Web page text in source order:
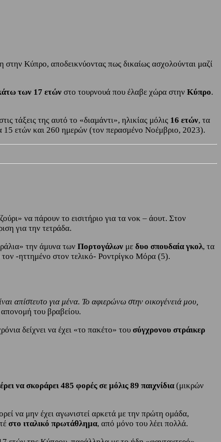
Κύπρο, αποδεικνύοντας πως δικαίως ασχολούνται μαζί
των 17 ετών στο τουρνουά που έλαβε χώρα στην Κύπρο.
τάξεις της αυτό το «διαμάντι», ηλικίας μόλις 16 ετών, τα
15 ετών και 260 ημερών (τον περασμένο Νοέμβριο, 2023).
να πάρουν το εισιτήριο για τα νοκ – άουτ. Στον
για την τετράδα.
την άμυνα των Πορτογάλων με δυο σπουδαία γκολ, τα
-ηττημένο στον τελικό- Ροντρίγκο Μόρα (5).
απίστευτο για μένα. Το αφιερώνω στην οικογένειά μου,
απονομή του βραβείου.
δείχνει να έχει «το πακέτο» του σύγχρονου στράικερ
να σκοράρει 485 φορές σε μόλις 89 παιχνίδια(μικρών
να μην έχει αγωνιστεί αρκετά με την πρώτη ομάδα,
στο ιταλικό πρωτάθλημα, από μόνο του λέει πολλά.